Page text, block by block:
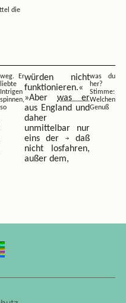
die
weg. Er
liebte
Intrigen
spinnen,
so
würden nicht
funktionieren.«
»Aberwas er
aus England und
daher
unmittelbar nur
eins der
daß
nicht losfahren,
außer dem,
was du
her?
Stimme:
Welchen
Genuß